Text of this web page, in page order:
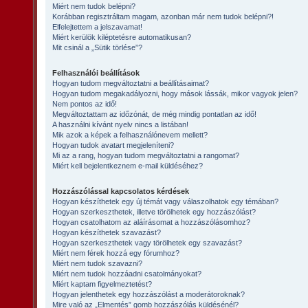
Miért nem tudok belépni?
Korábban regisztráltam magam, azonban már nem tudok belépni?!
Elfelejtettem a jelszavamat!
Miért kerülök kiléptetésre automatikusan?
Mit csinál a „Sütik törlése”?
Felhasználói beállítások
Hogyan tudom megváltoztatni a beállításaimat?
Hogyan tudom megakadályozni, hogy mások lássák, mikor vagyok jelen?
Nem pontos az idő!
Megváltoztattam az időzónát, de még mindig pontatlan az idő!
A használni kívánt nyelv nincs a listában!
Mik azok a képek a felhasználónevem mellett?
Hogyan tudok avatart megjeleníteni?
Mi az a rang, hogyan tudom megváltoztatni a rangomat?
Miért kell bejelentkeznem e-mail küldéséhez?
Hozzászólással kapcsolatos kérdések
Hogyan készíthetek egy új témát vagy válaszolhatok egy témában?
Hogyan szerkeszthetek, illetve törölhetek egy hozzászólást?
Hogyan csatolhatom az aláírásomat a hozzászólásomhoz?
Hogyan készíthetek szavazást?
Hogyan szerkeszthetek vagy törölhetek egy szavazást?
Miért nem férek hozzá egy fórumhoz?
Miért nem tudok szavazni?
Miért nem tudok hozzáadni csatolmányokat?
Miért kaptam figyelmeztetést?
Hogyan jelenthetek egy hozzászólást a moderátoroknak?
Mire való az „Elmentés” gomb hozzászólás küldésénél?